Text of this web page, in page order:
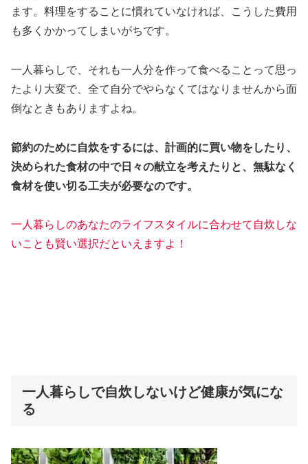
ます。料理をすることに慣れていなければ、こうした費用
も多くかかってしまいがちです。
一人暮らしで、それも一人分を作って食べることって思っ
たより大変で、全て自分でやらなくてはなりませんから面
倒なときもありますよね。
節約のために自炊をするには、計画的に買い物をしたり、
決められた食材の中で日々の献立を考えたりと、無駄なく
食材を使い切る工夫が必要なのです。
一人暮らしのあなたのライフスタイルに合わせて自炊しな
いことも賢い選択だといえますよ！
一人暮らしで自炊しないけど健康が気にな
る